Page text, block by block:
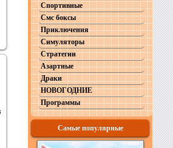
Спортивные
Смс боксы
Приключения
Симуляторы
Стратегии
Азартные
Драки
НОВОГОДНИЕ
Программы
Самые популярные